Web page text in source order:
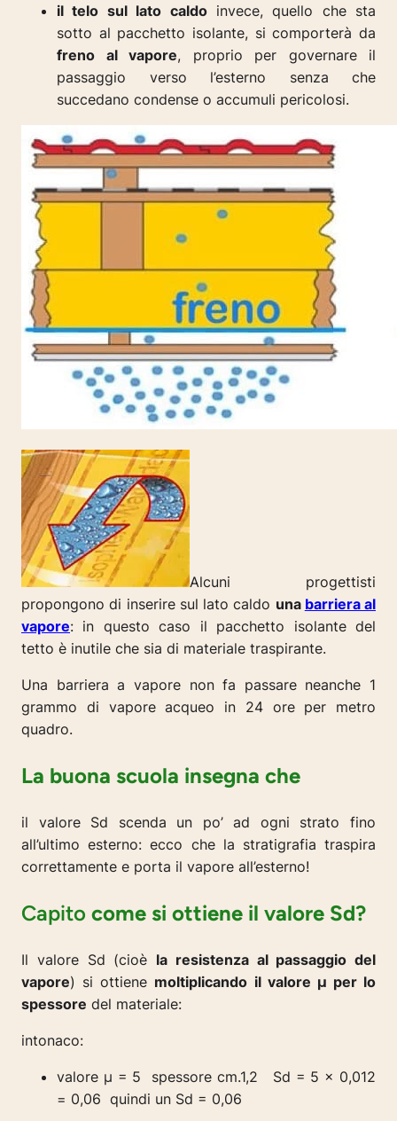
il telo sul lato caldoinvece, quello che sta
sotto al pacchetto isolante, si comporterà da
freno al vapore, proprio per governare il
passaggio verso l’esterno senza che
succedano condense o accumuli pericolosi.
Alcuni progettisti
propongono di inserire sul lato caldo una barriera al
vapore: in questo caso il pacchetto isolante del
tetto è inutile che sia di materiale traspirante.
Una barriera a vapore non fa passare neanche 1
grammo di vapore acqueo in 24 ore per metro
quadro.
La buona scuola insegna che
il valore Sd scenda un po’ ad ogni strato fino
all’ultimo esterno: ecco che la stratigrafia traspira
correttamente e porta il vapore all’esterno!
Capito come si ottiene il valore Sd?
Il valore Sd (cioè la resistenza al passaggio del
vapore) si ottiene moltiplicando il valore µ per lo
spessore del materiale:
intonaco:
valore µ = 5 spessore cm.1,2 Sd = 5 x 0,012
= 0,06 quindi un Sd = 0,06